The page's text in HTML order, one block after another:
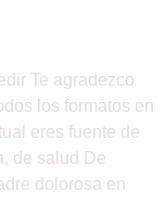
Te agradezco
los formatos en
eres fuente de
de salud De
dolorosa en